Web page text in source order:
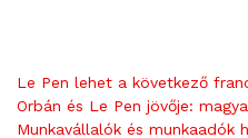
Le Pen lehet a következő
Orbán és Le Pen jövője:
Munkavállalók és munkaadók